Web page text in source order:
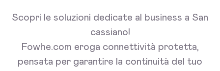
Scopri le soluzioni dedicate al business a San
cassiano!
Fowhe.com eroga connettività protetta,
pensata per garantire la continuità del tuo